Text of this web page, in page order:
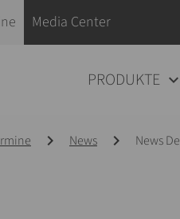
Media Center
PRODUKTE
News News